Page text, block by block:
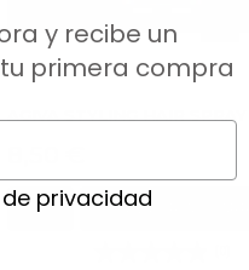
AGIVA STYLING HAIR SPRAY
AÑADIR AL
y recibe un
primera compra
privacidad